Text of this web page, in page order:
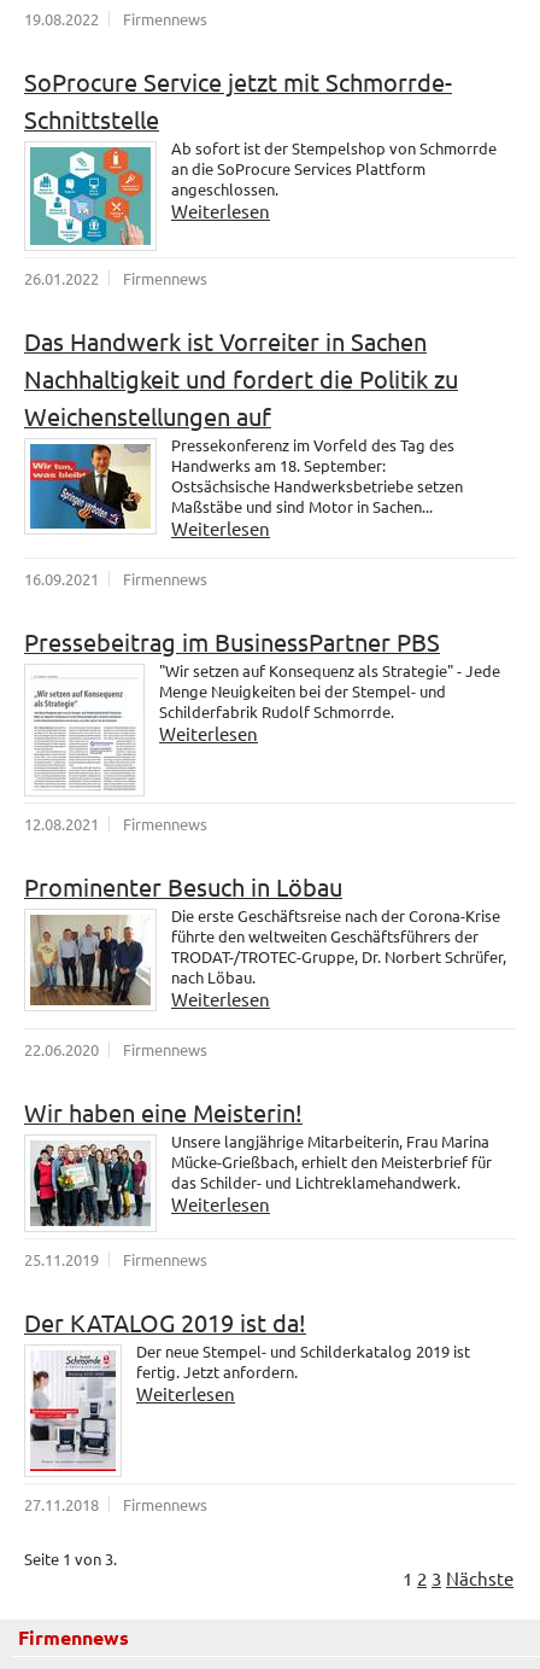
19.08.2022 Firmennews
SoProcure Service jetzt mit Schmorrde-
Schnittstelle
Ab sofort ist der Stempelshop von Schmorrde
an die SoProcure Services Plattform
angeschlossen.
Weiterlesen
26.01.2022 Firmennews
Das Handwerk ist Vorreiter in Sachen
Nachhaltigkeit und fordert die Politik zu
Weichenstellungen auf
Pressekonferenz im Vorfeld des Tag des
Handwerks am 18. September:
Ostsächsische Handwerksbetriebe setzen
Maßstäbe und sind Motor in Sachen...
Weiterlesen
16.09.2021 Firmennews
Pressebeitrag im BusinessPartner PBS
"Wir setzen auf Konsequenz als Strategie" - Jede
Menge Neuigkeiten bei der Stempel- und
Schilderfabrik Rudolf Schmorrde.
Weiterlesen
12.08.2021 Firmennews
Prominenter Besuch in Löbau
Die erste Geschäftsreise nach der Corona-Krise
führte den weltweiten Geschäftsführers der
TRODAT-/TROTEC-Gruppe, Dr. Norbert Schrüfer,
nach Löbau.
Weiterlesen
22.06.2020 Firmennews
Wir haben eine Meisterin!
Unsere langjährige Mitarbeiterin, Frau Marina
Mücke-Grießbach, erhielt den Meisterbrief für
das Schilder- und Lichtreklamehandwerk.
Weiterlesen
25.11.2019 Firmennews
Der KATALOG 2019 ist da!
Der neue Stempel- und Schilderkatalog 2019 ist
fertig. Jetzt anfordern.
Weiterlesen
27.11.2018 Firmennews
Seite 1 von 3.
1 2 3 Nächste
Firmennews